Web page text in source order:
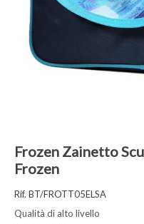
Frozen Zainetto
Frozen
Rif. BT/FROTT05ELSA
Qualità di alto livello